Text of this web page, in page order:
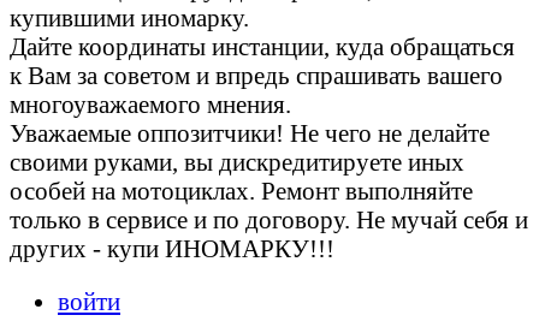
купившими иномарку.
Дайте координаты инстанции, куда обращаться
к Вам за советом и впредь спрашивать вашего
многоуважаемого мнения.
Уважаемые оппозитчики! Не чего не делайте
своими руками, вы дискредитируете иных
особей на мотоциклах. Ремонт выполняйте
только в сервисе и по договору. Не мучай себя и
других - купи ИНОМАРКУ!!!
войти